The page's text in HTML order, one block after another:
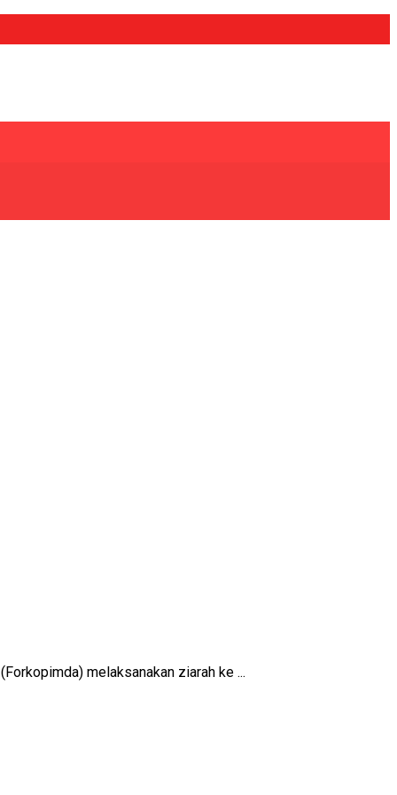
melaksanakan ziarah ke ...